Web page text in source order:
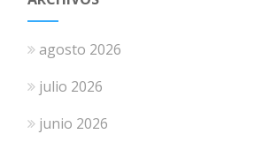
agosto 2026
julio 2026
junio 2026